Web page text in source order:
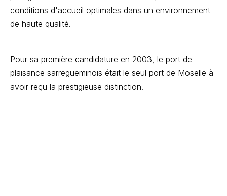
conditions d'accueil optimales dans un environnement
de haute qualité.
Pour sa première candidature en 2003, le port de
plaisance sarregueminois était le seul port de Moselle à
avoir reçu la prestigieuse distinction.